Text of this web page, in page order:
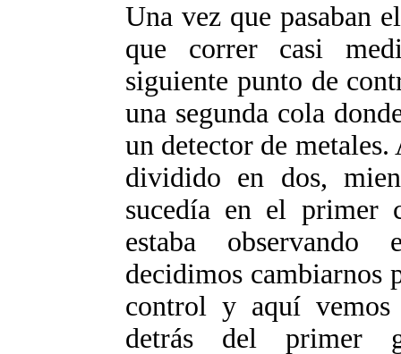
Una vez que pasaban
que correr casi
siguiente punto de
una segunda cola
un detector de
dividido en dos,
sucedía en el primer
estaba
decidimos cambiarnos
control y aquí vemos
detrás del primer